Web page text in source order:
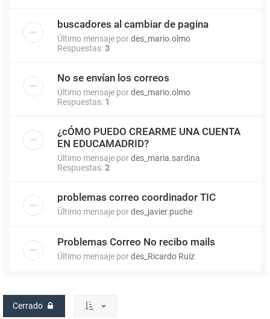
buscadores al cambiar de pagina
Último mensaje pordes_mario.olmo
Respuestas:3
No se envían los correos
Último mensaje pordes_mario.olmo
Respuestas: 1
¿cÓMO PUEDO CREARME UNA CUENTA
EN EDUCAMADRID?
Último mensaje pordes_maria.sardina
Respuestas:2
problemas correo coordinador TIC
Último mensaje pordes_javier.puche
Problemas Correo No recibo mails
Último mensaje pordes_Ricardo Ruiz
Cerrado